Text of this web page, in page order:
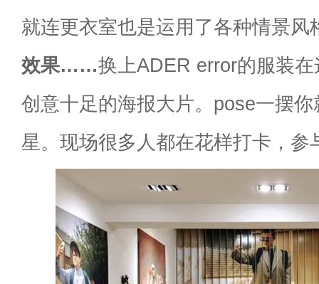
就连更衣室也是运用了各种情景风
效果……换上ADER error的服装
创意十足的海报大片。pose一摆
星。现场很多人都在花样打卡，参